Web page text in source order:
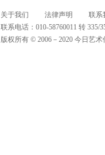
关于我们 法律声明
联系
联系电话：010-58760011 转
版权所有 © 2006－2020 今日艺